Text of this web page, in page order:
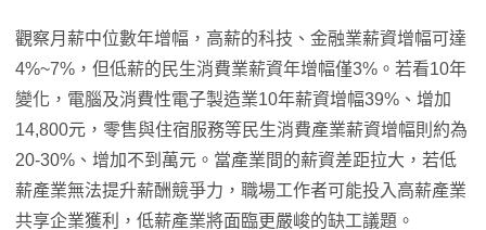
觀察月薪中位數年增幅，高薪的科技、金融業薪資增幅可達
4%~7%，但低薪的民生消費業薪資年增幅僅3%。若看10年
變化，電腦及消費性電子製造業10年薪資增幅39%、增加
14,800元，零售與住宿服務等民生消費產業薪資增幅則約為
20-30%、增加不到萬元。當產業間的薪資差距拉大，若低
薪產業無法提升薪酬競爭力，職場工作者可能投入高薪產業
共享企業獲利，低薪產業將面臨更嚴峻的缺工議題。